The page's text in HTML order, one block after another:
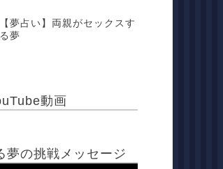
【夢占い】両親がセックスす
る夢
動画
夢の挑戦メッセージ